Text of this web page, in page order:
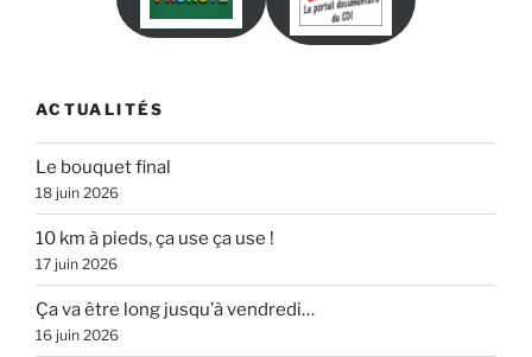
ACTUALITÉS
Le bouquet final
18 juin 2026
10 km à pieds, ça use ça use !
17 juin 2026
Ça va être long jusqu’à vendredi…
16 juin 2026